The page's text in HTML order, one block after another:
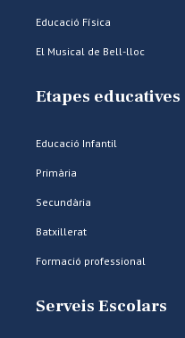
Educació Física
El Musical de Bell-lloc
Etapes educatives
Educació Infantil
Primària
Secundària
Batxillerat
Formació professional
Serveis Escolars